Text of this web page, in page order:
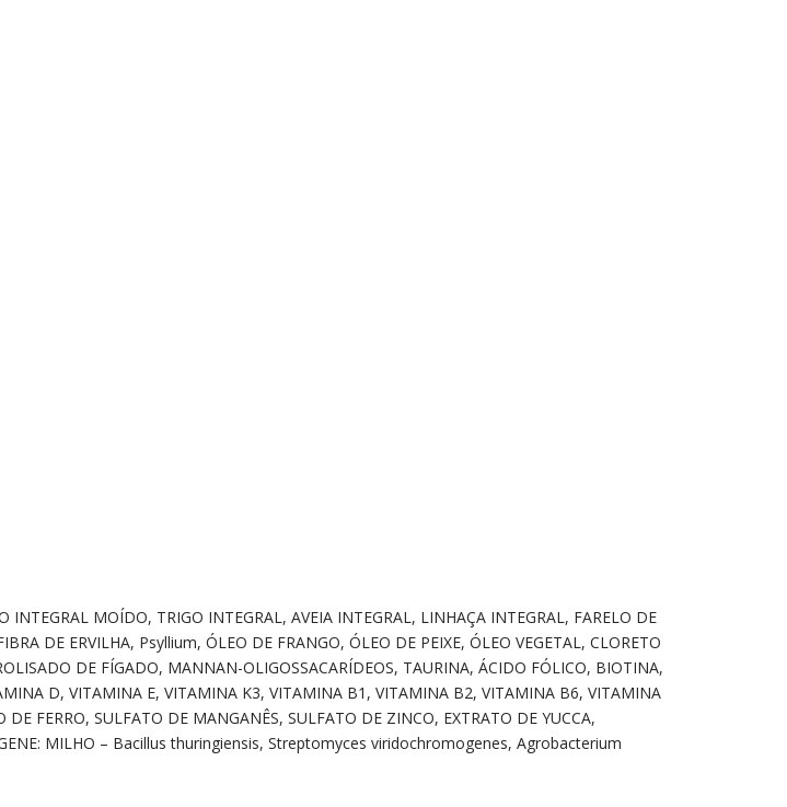
MOÍDO, TRIGO INTEGRAL, AVEIA INTEGRAL, LINHAÇA INTEGRAL, FARELO DE
DE ERVILHA, Psyllium, ÓLEO DE FRANGO, ÓLEO DE PEIXE, ÓLEO VEGETAL, CLORETO
DE FÍGADO, MANNAN-OLIGOSSACARÍDEOS, TAURINA, ÁCIDO FÓLICO, BIOTINA,
D, VITAMINA E, VITAMINA K3, VITAMINA B1, VITAMINA B2, VITAMINA B6, VITAMINA
FERRO, SULFATO DE MANGANÊS, SULFATO DE ZINCO, EXTRATO DE YUCCA,
MILHO – Bacillus thuringiensis, Streptomyces viridochromogenes, Agrobacterium